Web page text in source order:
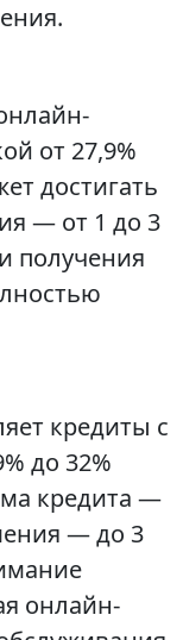
от 27,9%
достигать
— от 1 до 3
получения
кредиты с
до 32%
кредита —
— до 3
онлайн-